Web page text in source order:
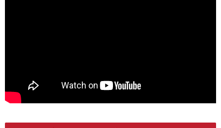
Động Cơ Máy Kéo Thang Máy